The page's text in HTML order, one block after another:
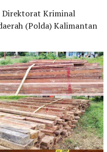
Direktorat Kriminal
(Polda) Kalimantan